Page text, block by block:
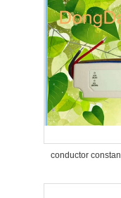
conductor